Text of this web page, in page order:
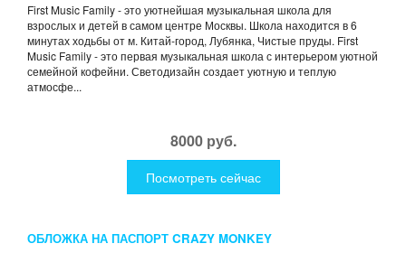
First Music Family - это уютнейшая музыкальная школа для
взрослых и детей в самом центре Москвы. Школа находится в 6
минутах ходьбы от м. Китай-город, Лубянка, Чистые пруды. First
Music Family - это первая музыкальная школа с интерьером уютной
семейной кофейни. Светодизайн создает уютную и теплую
атмосфе...
8000 руб.
Посмотреть сейчас
ОБЛОЖКА НА ПАСПОРТ CRAZY MONKEY